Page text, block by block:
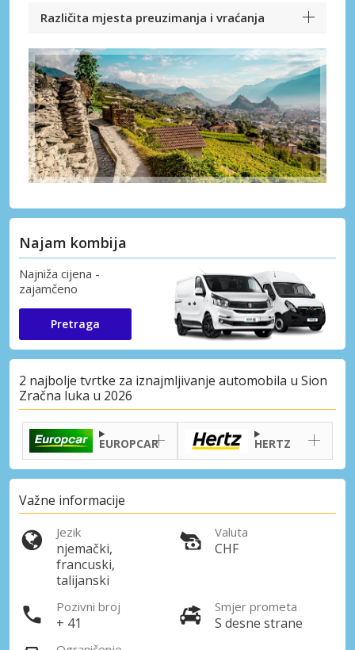
Različita mjesta preuzimanja i vraćanja
Najam kombija
Najniža cijena -
zajamčeno
Pretraga
2 najbolje tvrtke za iznajmljivanje automobila u Sion
Zračna luka u 2026
EUROPCAR HERTZ
Važne informacije
Jezik
njemački,
francuski,
talijanski
Valuta
CHF
Pozivni broj
+ 41
Smjer prometa
S desne strane